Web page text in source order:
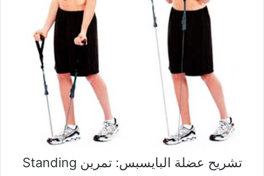
تشريح عضلة البايسبس: تمرين Standing